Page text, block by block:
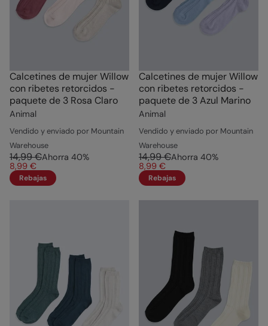
Calcetines de mujer Willow
con ribetes retorcidos -
paquete de 3 Rosa Claro
Animal
Vendido y enviado por Mountain
Warehouse
14,99 €Ahorra 40%
8,99 €
Rebajas
Calcetines de mujer Willow
con ribetes retorcidos -
paquete de 3 Azul Marino
Animal
Vendido y enviado por Mountain
Warehouse
14,99 €Ahorra 40%
8,99 €
Rebajas